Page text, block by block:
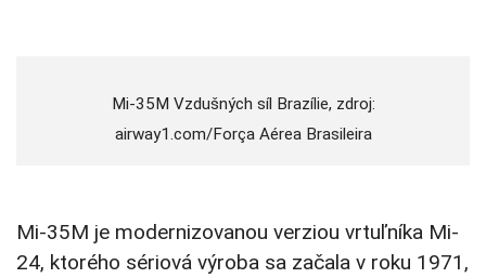
Mi-35M Vzdušných síl Brazílie, zdroj:
airway1.com/Força Aérea Brasileira
Mi-35M je modernizovanou verziou vrtuľníka Mi-
24, ktorého sériová výroba sa začala v roku 1971,